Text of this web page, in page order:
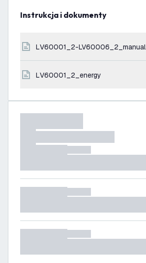
Instrukcja i dokumenty
LV60001_2-LV60006_2_manual
LV60001_2_energy